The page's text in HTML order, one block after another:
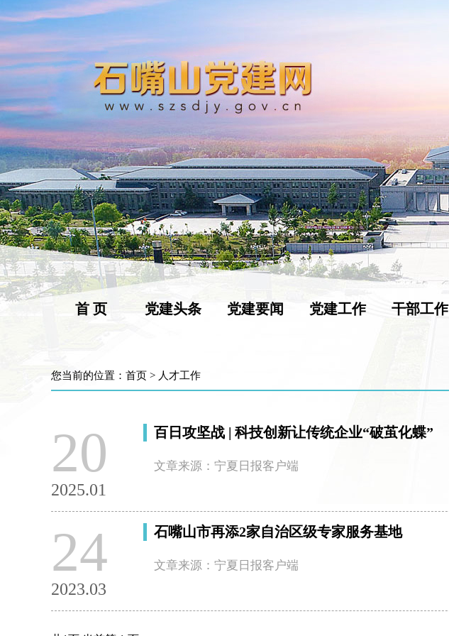
首 页 党建头条 党建要闻 党建工作 干部工作
您当前的位置： 首页 > 人才工作
20
2025.01
百日攻坚战 | 科技创新让传统企业“破茧化蝶”
文章来源：宁夏日报客户端
24
2023.03
石嘴山市再添2家自治区级专家服务基地
文章来源：宁夏日报客户端